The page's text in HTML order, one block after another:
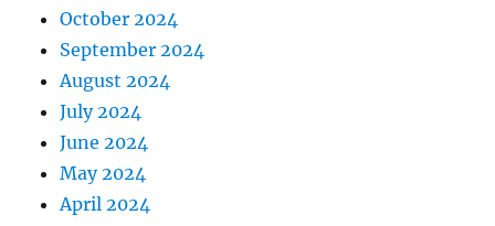
October 2024
September 2024
August 2024
July 2024
June 2024
May 2024
April 2024